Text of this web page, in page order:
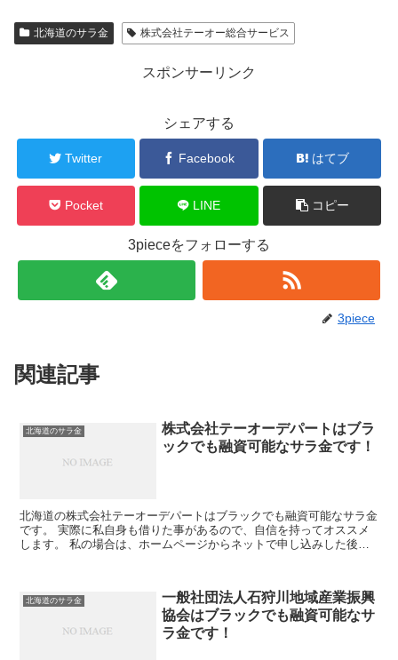
北海道のサラ金 株式会社テーオー総合サービス
スポンサーリンク
シェアする
Twitter Facebook はてブ
Pocket LINE コピー
3pieceをフォローする
3piece
関連記事
北海道のサラ金
株式会社テーオーデパートはブラ
ックでも融資可能なサラ金です！
北海道の株式会社テーオーデパートはブラックでも融資可能なサラ金
です。 実際に私自身も借りた事があるので、自信を持ってオススメ
します。 私の場合は、ホームページからネットで申し込みした後に
北海道のサラ金
一般社団法人石狩川地域産業振興
協会はブラックでも融資可能なサ
ラ金です！